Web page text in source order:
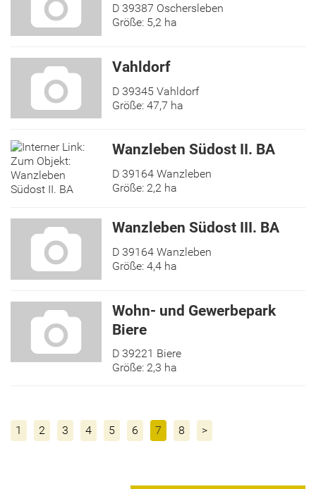
D 39387 Oschersleben
Größe: 5,2 ha
Vahldorf
D 39345 Vahldorf
Größe: 47,7 ha
Wanzleben Südost II. BA
D 39164 Wanzleben
Größe: 2,2 ha
Wanzleben Südost III. BA
D 39164 Wanzleben
Größe: 4,4 ha
Wohn- und Gewerbepark
Biere
D 39221 Biere
Größe: 2,3 ha
1 2 3 4 5 6 7 8 >